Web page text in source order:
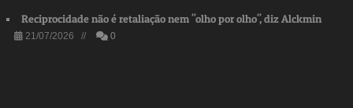
Reciprocidade não é retaliação nem "olho por olho", diz Alckmin
21/07/2026 // 0